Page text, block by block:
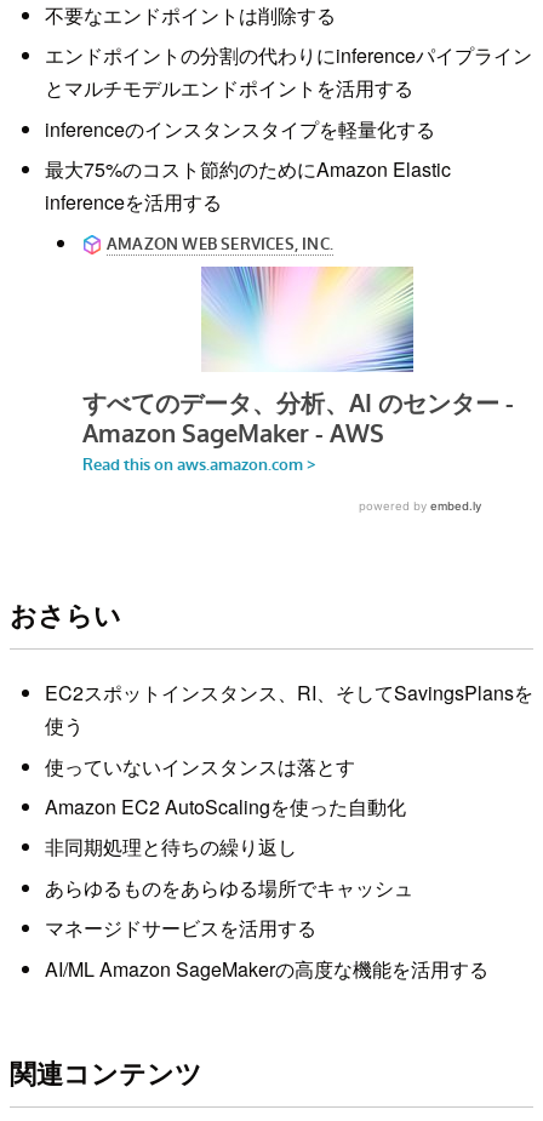
不要なエンドポイントは削除する
エンドポイントの分割の代わりにinferenceパイプライン
とマルチモデルエンドポイントを活用する
inferenceのインスタンスタイプを軽量化する
最大75%のコスト節約のためにAmazon Elastic
inferenceを活用する
おさらい
EC2スポットインスタンス、RI、そしてSavingsPlansを
使う
使っていないインスタンスは落とす
Amazon EC2 AutoScalingを使った自動化
非同期処理と待ちの繰り返し
あらゆるものをあらゆる場所でキャッシュ
マネージドサービスを活用する
AI/ML Amazon SageMakerの高度な機能を活用する
関連コンテンツ